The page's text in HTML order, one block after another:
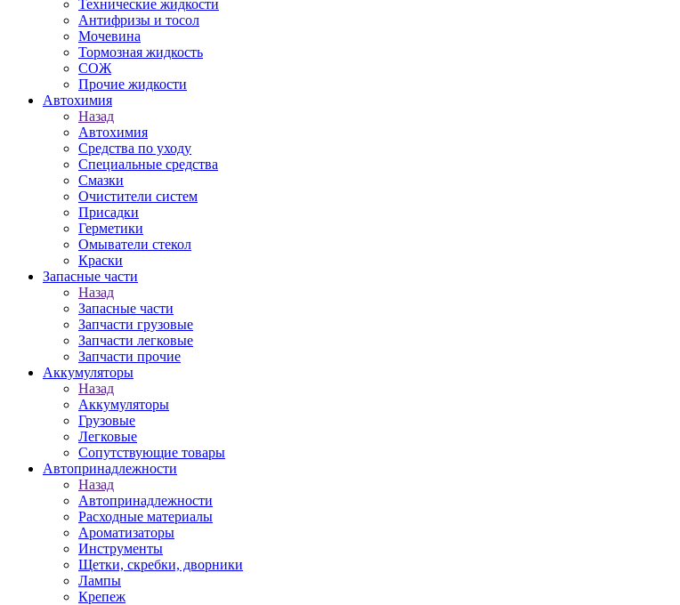
Технические жидкости
Антифризы и тосол
Мочевина
Тормозная жидкость
СОЖ
Прочие жидкости
Автохимия
Назад
Автохимия
Средства по уходу
Специальные средства
Смазки
Очистители систем
Присадки
Герметики
Омыватели стекол
Краски
Запасные части
Назад
Запасные части
Запчасти грузовые
Запчасти легковые
Запчасти прочие
Аккумуляторы
Назад
Аккумуляторы
Грузовые
Легковые
Сопутствующие товары
Автопринадлежности
Назад
Автопринадлежности
Расходные материалы
Ароматизаторы
Инструменты
Щетки, скребки, дворники
Лампы
Крепеж